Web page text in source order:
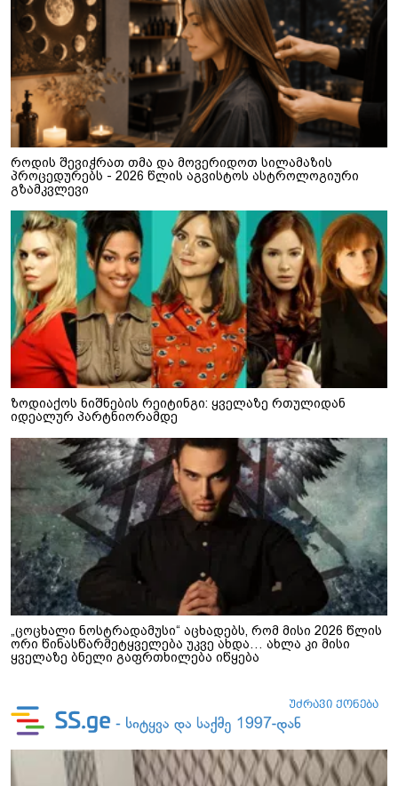
როდის შევიჭრათ თმა და მოვერიდოთ სილამაზის
პროცედურებს - 2026 წლის აგვისტოს ასტროლოგიური
გზამკვლევი
ზოდიაქოს ნიშნების რეიტინგი: ყველაზე რთულიდან
იდეალურ პარტნიორამდე
„ცოცხალი ნოსტრადამუსი“ აცხადებს, რომ მისი 2026 წლის
ორი წინასწარმეტყველება უკვე ახდა… ახლა კი მისი
ყველაზე ბნელი გაფრთხილება იწყება